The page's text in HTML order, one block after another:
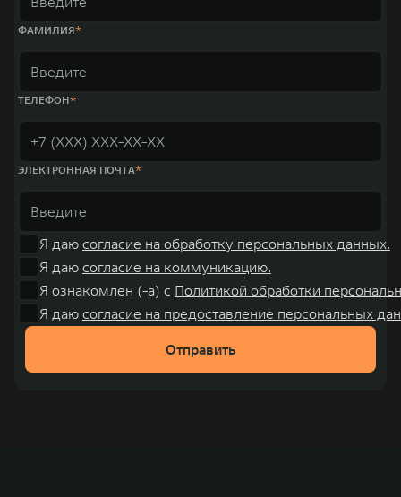
«14+5», которая включает 10 внутренних производственных
также 5 предприятий по сборке автомобилей.
ФАМИЛИЯ
ТЕЛЕФОН
ЭЛЕКТРОННАЯ ПОЧТА
Я даю согласие на обработку персональных данных.
Я даю согласие на коммуникацию.
Я ознакомлен (-а) с Политикой обработки
Я даю согласие на предоставление персональных
Отправить